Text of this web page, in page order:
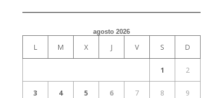
agosto 2026
L M X J V S D
1 2
3 4 5 6 7 8 9